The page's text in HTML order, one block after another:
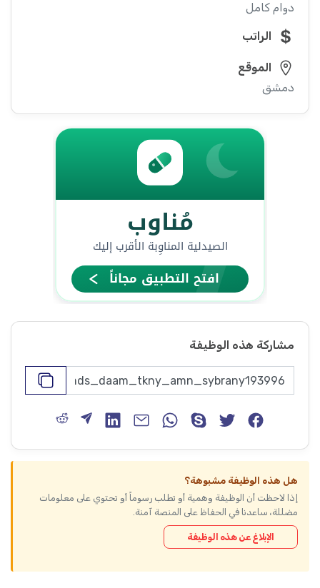
دوام كامل
الراتب
الموقع
دمشق
مشاركة هذه الوظيفة
هل هذه الوظيفة مشبوهة؟
إذا لاحظت أن الوظيفة وهمية أو تطلب رسوماً أو تحتوي على معلومات
مضللة، ساعدنا في الحفاظ على المنصة آمنة.
الإبلاغ عن هذه الوظيفة